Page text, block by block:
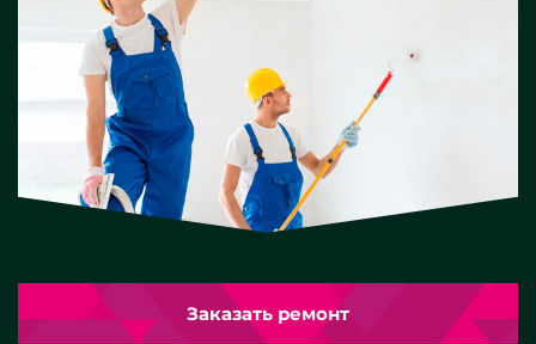
Заказать ремонт